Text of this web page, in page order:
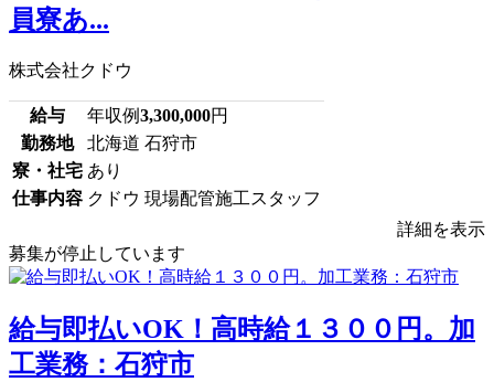
員寮あ...
株式会社クドウ
給与 年収例3,300,000円
勤務地
北海道 石狩市
寮・社宅 あり
仕事内容 クドウ 現場配管施工スタッフ
詳細を表示
募集が停止しています
給与即払いOK！高時給１３００円。加
工業務：石狩市